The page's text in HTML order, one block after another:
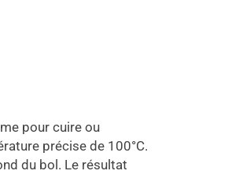
pour cuire ou
précise de 100°C.
du bol. Le résultat